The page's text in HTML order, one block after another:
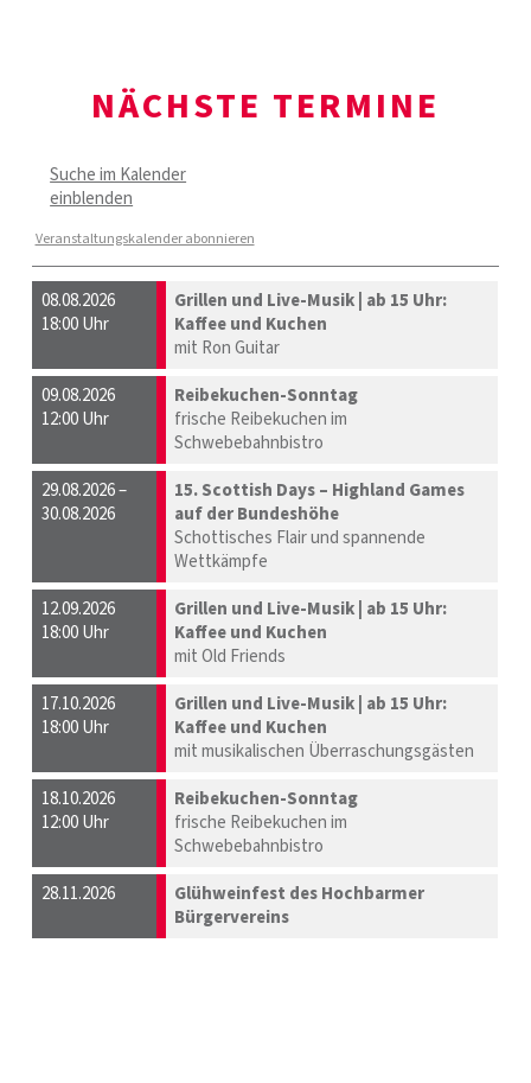
NÄCHSTE TERMINE
Suche im Kalender
einblenden
Veranstaltungskalender abonnieren
08.08.2026
18:00 Uhr
Grillen und Live-Musik | ab 15 Uhr:
Kaffee und Kuchen
mit Ron Guitar
09.08.2026
12:00 Uhr
Reibekuchen-Sonntag
frische Reibekuchen im
Schwebebahnbistro
29.08.2026 –
30.08.2026
15. Scottish Days – Highland Games
auf der Bundeshöhe
Schottisches Flair und spannende
Wettkämpfe
12.09.2026
18:00 Uhr
Grillen und Live-Musik | ab 15 Uhr:
Kaffee und Kuchen
mit Old Friends
17.10.2026
18:00 Uhr
Grillen und Live-Musik | ab 15 Uhr:
Kaffee und Kuchen
mit musikalischen Überraschungsgästen
18.10.2026
12:00 Uhr
Reibekuchen-Sonntag
frische Reibekuchen im
Schwebebahnbistro
28.11.2026
Glühweinfest des Hochbarmer
Bürgervereins